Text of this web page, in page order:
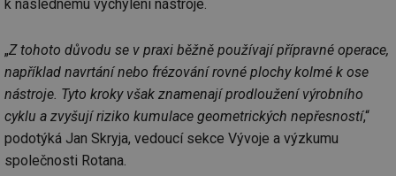
k následnému vychýlení nástroje.
„Z tohoto důvodu se v praxi běžně používají přípravné operace,
například navrtání nebo frézování rovné plochy kolmé k ose
nástroje. Tyto kroky však znamenají prodloužení výrobního
cyklu a zvyšují riziko kumulace geometrických nepřesností,“
podotýká Jan Skryja, vedoucí sekce Vývoje a výzkumu
společnosti Rotana.